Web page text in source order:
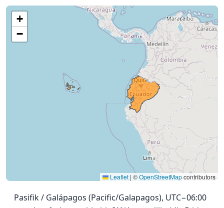
+
−
Leaflet | ©OpenStreetMapcontributors
Pasifik / Galápagos (Pacific/Galapagos), UTC−06:00